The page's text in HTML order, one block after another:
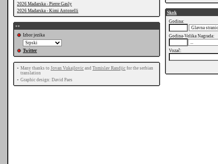
2026 Mađarska - Pierre Gasly
2026 Mađarska - Kimi Antonelli
++
Izbor jezika
Twitter
• Many thanks to Jovan Vukajlovic and Tomislav Randjic for the serbian
translation
• Graphic design: David Paes
Skok
Godina:
Godina-Velika Nagrada:
Vozač: